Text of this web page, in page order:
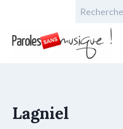
Lagniel